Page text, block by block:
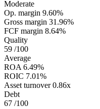
Moderate
Op. margin 9.60%
Gross margin 31.96%
FCF margin 8.64%
Quality
59 /100
Average
ROA 6.49%
ROIC 7.01%
Asset turnover 0.86x
Debt
67 /100